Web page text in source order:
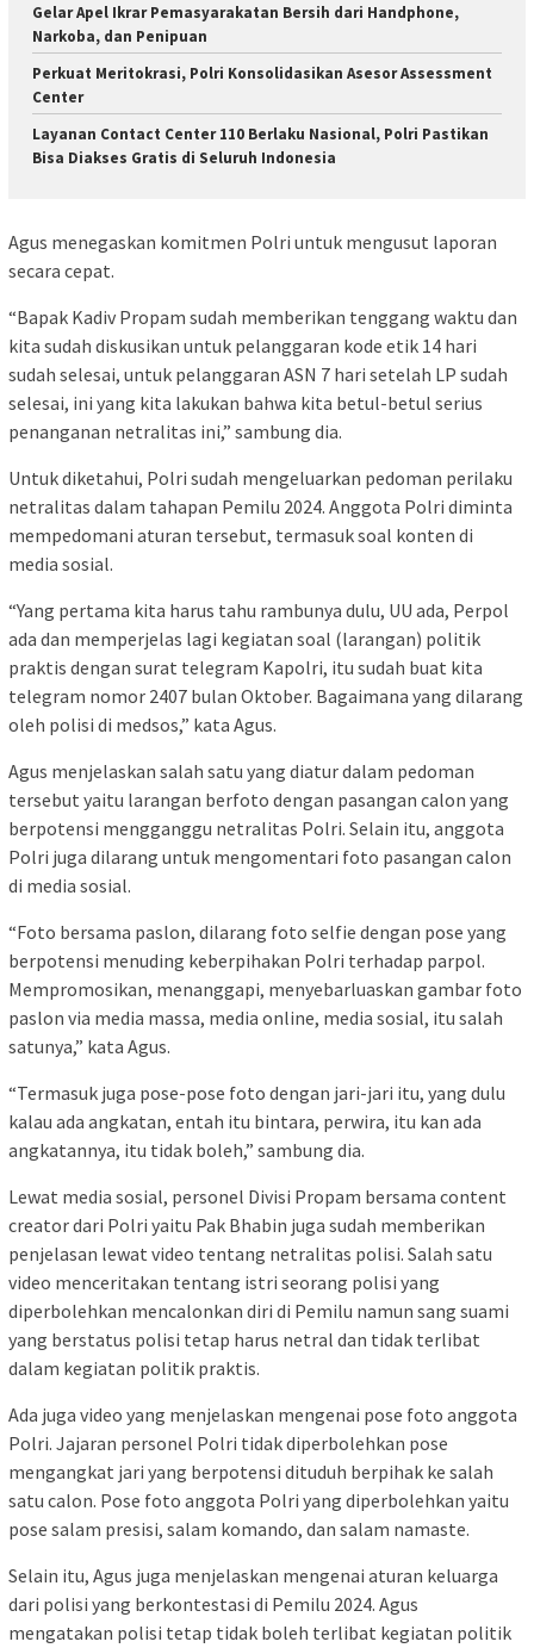
Gelar Apel Ikrar Pemasyarakatan Bersih dari Handphone,
Narkoba, dan Penipuan
Perkuat Meritokrasi, Polri Konsolidasikan Asesor Assessment
Center
Layanan Contact Center 110 Berlaku Nasional, Polri Pastikan
Bisa Diakses Gratis di Seluruh Indonesia
Agus menegaskan komitmen Polri untuk mengusut laporan
secara cepat.
“Bapak Kadiv Propam sudah memberikan tenggang waktu dan
kita sudah diskusikan untuk pelanggaran kode etik 14 hari
sudah selesai, untuk pelanggaran ASN 7 hari setelah LP sudah
selesai, ini yang kita lakukan bahwa kita betul-betul serius
penanganan netralitas ini,” sambung dia.
Untuk diketahui, Polri sudah mengeluarkan pedoman perilaku
netralitas dalam tahapan Pemilu 2024. Anggota Polri diminta
mempedomani aturan tersebut, termasuk soal konten di
media sosial.
“Yang pertama kita harus tahu rambunya dulu, UU ada, Perpol
ada dan memperjelas lagi kegiatan soal (larangan) politik
praktis dengan surat telegram Kapolri, itu sudah buat kita
telegram nomor 2407 bulan Oktober. Bagaimana yang dilarang
oleh polisi di medsos,” kata Agus.
Agus menjelaskan salah satu yang diatur dalam pedoman
tersebut yaitu larangan berfoto dengan pasangan calon yang
berpotensi mengganggu netralitas Polri. Selain itu, anggota
Polri juga dilarang untuk mengomentari foto pasangan calon
di media sosial.
“Foto bersama paslon, dilarang foto selfie dengan pose yang
berpotensi menuding keberpihakan Polri terhadap parpol.
Mempromosikan, menanggapi, menyebarluaskan gambar foto
paslon via media massa, media online, media sosial, itu salah
satunya,” kata Agus.
“Termasuk juga pose-pose foto dengan jari-jari itu, yang dulu
kalau ada angkatan, entah itu bintara, perwira, itu kan ada
angkatannya, itu tidak boleh,” sambung dia.
Lewat media sosial, personel Divisi Propam bersama content
creator dari Polri yaitu Pak Bhabin juga sudah memberikan
penjelasan lewat video tentang netralitas polisi. Salah satu
video menceritakan tentang istri seorang polisi yang
diperbolehkan mencalonkan diri di Pemilu namun sang suami
yang berstatus polisi tetap harus netral dan tidak terlibat
dalam kegiatan politik praktis.
Ada juga video yang menjelaskan mengenai pose foto anggota
Polri. Jajaran personel Polri tidak diperbolehkan pose
mengangkat jari yang berpotensi dituduh berpihak ke salah
satu calon. Pose foto anggota Polri yang diperbolehkan yaitu
pose salam presisi, salam komando, dan salam namaste.
Selain itu, Agus juga menjelaskan mengenai aturan keluarga
dari polisi yang berkontestasi di Pemilu 2024. Agus
mengatakan polisi tetap tidak boleh terlibat kegiatan politik